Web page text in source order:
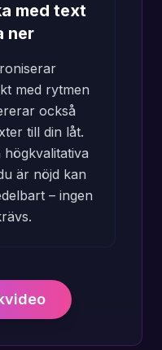
med text
ner
med rytmen
också
till din låt.
är nöjd kan
– ingen